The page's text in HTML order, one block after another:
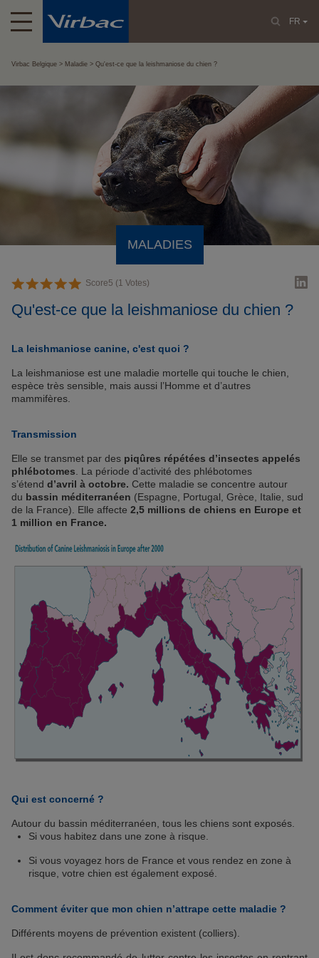
FR
Virbac Belgique Maladie Qu'est-ce que la leishmaniose du chien ?
MALADIES
Score5 (1 Votes)
Qu'est-ce que la leishmaniose du chien ?
La leishmaniose canine, c'est quoi ?
La leishmaniose est une maladie mortelle qui touche le chien,
espèce très sensible, mais aussi l’Homme et d’autres
mammifères.
Transmission
Elle se transmet par des piqûres répétées d’insectes appelés
phlébotomes . La période d’activité des phlébotomes
s’étend d’avril à octobre. Cette maladie se concentre autour
du bassin méditerranéen (Espagne, Portugal, Grèce, Italie, sud
de la France). Elle affecte 2,5 millions de chiens en Europe et
1 million en France.
Qui est concerné ?
Autour du bassin méditerranéen, tous les chiens sont exposés.
Si vous habitez dans une zone à risque.
Si vous voyagez hors de France et vous rendez en zone à
risque, votre chien est également exposé.
Comment éviter que mon chien n’attrape cette maladie ?
Différents moyens de prévention existent (colliers).